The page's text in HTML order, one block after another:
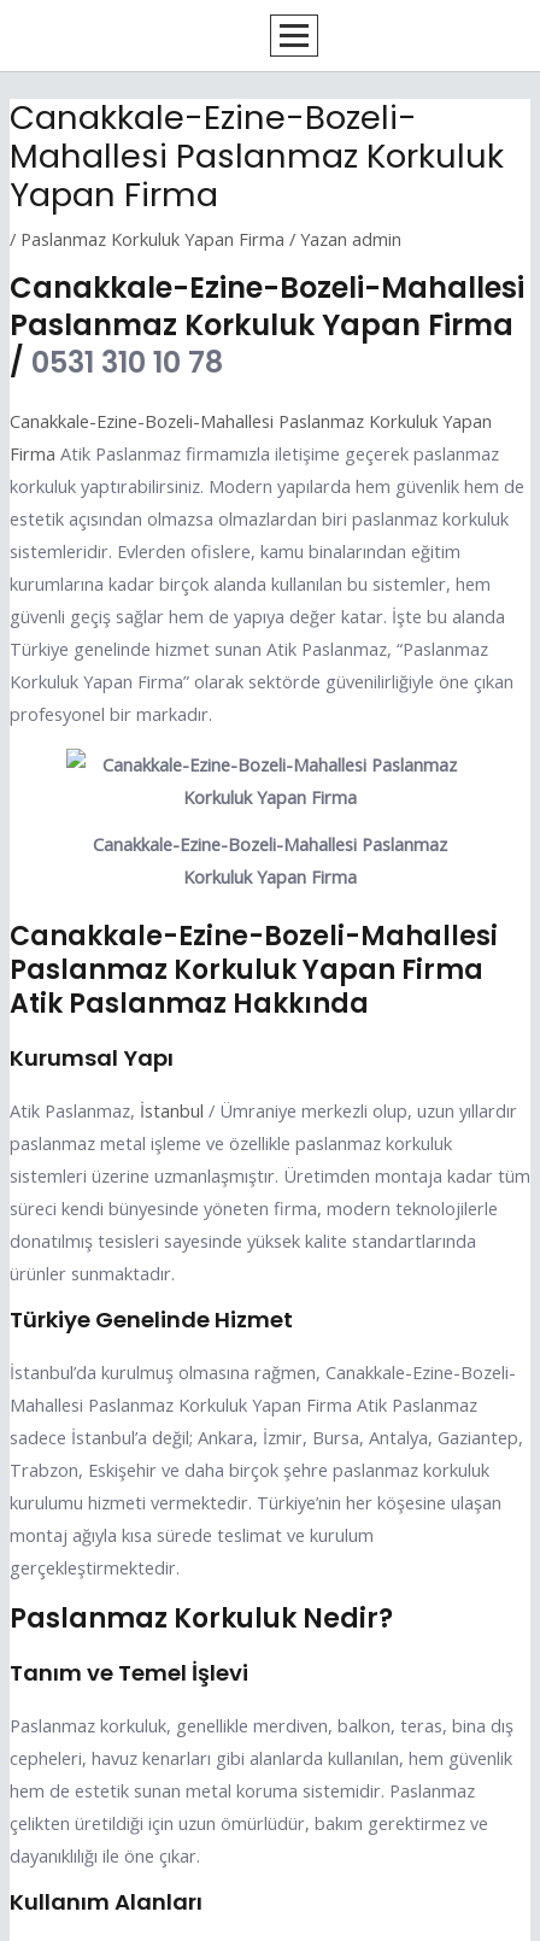
Canakkale-Ezine-Bozeli-
Mahallesi Paslanmaz Korkuluk
Yapan Firma
/ Paslanmaz Korkuluk Yapan Firma / Yazan admin
Canakkale-Ezine-Bozeli-Mahallesi
Paslanmaz Korkuluk Yapan Firma
/ 0531 310 10 78
Canakkale-Ezine-Bozeli-Mahallesi Paslanmaz Korkuluk Yapan
Firma Atik Paslanmaz firmamızla iletişime geçerek paslanmaz
korkuluk yaptırabilirsiniz. Modern yapılarda hem güvenlik hem de
estetik açısından olmazsa olmazlardan biri paslanmaz korkuluk
sistemleridir. Evlerden ofislere, kamu binalarından eğitim
kurumlarına kadar birçok alanda kullanılan bu sistemler, hem
güvenli geçiş sağlar hem de yapıya değer katar. İşte bu alanda
Türkiye genelinde hizmet sunan Atik Paslanmaz, “Paslanmaz
Korkuluk Yapan Firma” olarak sektörde güvenilirliğiyle öne çıkan
profesyonel bir markadır.
Canakkale-Ezine-Bozeli-Mahallesi Paslanmaz
Korkuluk Yapan Firma
Canakkale-Ezine-Bozeli-Mahallesi
Paslanmaz Korkuluk Yapan Firma
Atik Paslanmaz Hakkında
Kurumsal Yapı
Atik Paslanmaz, İstanbul / Ümraniye merkezli olup, uzun yıllardır
paslanmaz metal işleme ve özellikle paslanmaz korkuluk
sistemleri üzerine uzmanlaşmıştır. Üretimden montaja kadar tüm
süreci kendi bünyesinde yöneten firma, modern teknolojilerle
donatılmış tesisleri sayesinde yüksek kalite standartlarında
ürünler sunmaktadır.
Türkiye Genelinde Hizmet
İstanbul’da kurulmuş olmasına rağmen, Canakkale-Ezine-Bozeli-
Mahallesi Paslanmaz Korkuluk Yapan Firma Atik Paslanmaz
sadece İstanbul’a değil; Ankara, İzmir, Bursa, Antalya, Gaziantep,
Trabzon, Eskişehir ve daha birçok şehre paslanmaz korkuluk
kurulumu hizmeti vermektedir. Türkiye’nin her köşesine ulaşan
montaj ağıyla kısa sürede teslimat ve kurulum
gerçekleştirmektedir.
Paslanmaz Korkuluk Nedir?
Tanım ve Temel İşlevi
Paslanmaz korkuluk, genellikle merdiven, balkon, teras, bina dış
cepheleri, havuz kenarları gibi alanlarda kullanılan, hem güvenlik
hem de estetik sunan metal koruma sistemidir. Paslanmaz
çelikten üretildiği için uzun ömürlüdür, bakım gerektirmez ve
dayanıklılığı ile öne çıkar.
Kullanım Alanları